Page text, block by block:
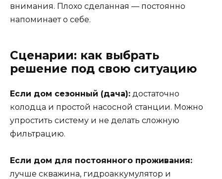
внимания. Плохо сделанная — постоянно
напоминает о себе.
Сценарии: как выбрать
решение под свою ситуацию
Если дом сезонный (дача): достаточно
колодца и простой насосной станции. Можно
упростить систему и не делать сложную
фильтрацию.
Если дом для постоянного проживания:
лучше скважина, гидроаккумулятор и